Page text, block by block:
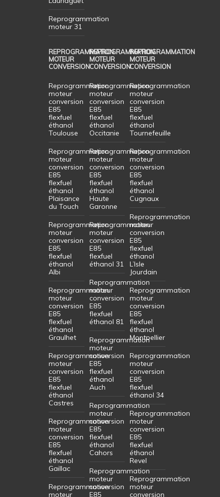
Reprogrammation
moteur 31
REPROGRAMMATION
MOTEUR
CONVERSION
Reprogrammation
moteur
conversion
E85
flexfuel
éthanol
Toulouse
Reprogrammation
moteur
conversion
E85
flexfuel
éthanol
Plaisance
du Touch
Reprogrammation
moteur
conversion
E85
flexfuel
éthanol
Albi
Reprogrammation
moteur
conversion
E85
flexfuel
éthanol
Graulhet
Reprogrammation
moteur
conversion
E85
flexfuel
éthanol
Castres
Reprogrammation
moteur
conversion
E85
flexfuel
éthanol
Gaillac
Reprogrammation
moteur
REPROGRAMMATION
MOTEUR
CONVERSION
Reprogrammation
moteur
conversion
E85
flexfuel
éthanol
Occitanie
Reprogrammation
moteur
conversion
E85
flexfuel
éthanol
Haute
Garonne
Reprogrammation
moteur
conversion
E85
flexfuel
éthanol 31
Reprogrammation
moteur
conversion
E85
flexfuel
éthanol 81
Reprogrammation
moteur
conversion
E85
flexfuel
éthanol
Auch
Reprogrammation
moteur
conversion
E85
flexfuel
éthanol
Cahors
Reprogrammation
moteur
conversion
E85
REPROGRAMMATION
MOTEUR
CONVERSION
Reprogrammation
moteur
conversion
E85
flexfuel
éthanol
Tournefeuille
Reprogrammation
moteur
conversion
E85
flexfuel
éthanol
Cugnaux
Reprogrammation
moteur
conversion
E85
flexfuel
éthanol
L’Isle
Jourdain
Reprogrammation
moteur
conversion
E85
flexfuel
éthanol
Montpellier
Reprogrammation
moteur
conversion
E85
flexfuel
éthanol 34
Reprogrammation
moteur
conversion
E85
flexfuel
éthanol
Revel
Reprogrammation
moteur
conversion